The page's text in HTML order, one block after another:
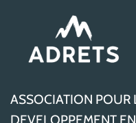
ASSOCIATION POUR
DEVELOPPEMENT EN